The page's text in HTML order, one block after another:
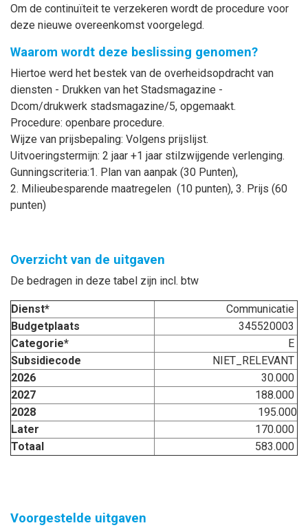
Om de continuïteit te verzekeren wordt de procedure voor
deze nieuwe overeenkomst voorgelegd.
Waarom wordt deze beslissing genomen?
Hiertoe werd het bestek van de overheidsopdracht van
diensten - Drukken van het Stadsmagazine -
Dcom/drukwerk stadsmagazine/5, opgemaakt.
Procedure: openbare procedure.
Wijze van prijsbepaling: Volgens prijslijst.
Uitvoeringstermijn: 2 jaar +1 jaar stilzwijgende verlenging.
Gunningscriteria:1. Plan van aanpak (30 Punten),
2. Milieubesparende maatregelen (10 punten), 3. Prijs (60
punten)
Overzicht van de uitgaven
De bedragen in deze tabel zijn incl. btw
Dienst*
Communicatie
Budgetplaats
345520003
Categorie*
E
Subsidiecode
NIET_RELEVANT
2026
30.000
2027
188.000
2028
195.000
Later
170.000
Totaal
583.000
Voorgestelde uitgaven